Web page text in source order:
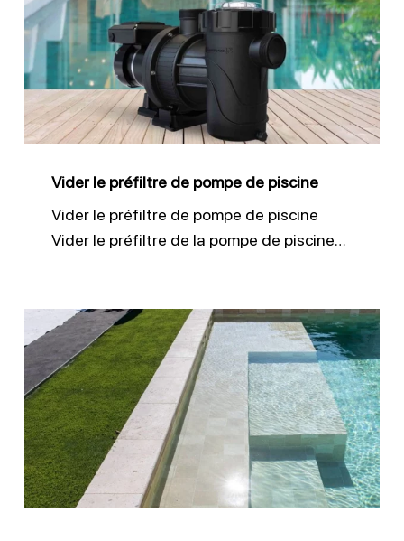
préfiltre
de
pompe
de
piscine
Vider le préfiltre de pompe de piscine
Vider le préfiltre de pompe de piscine
Vider le préfiltre de la pompe de piscine…
Entretien
liner
piscine